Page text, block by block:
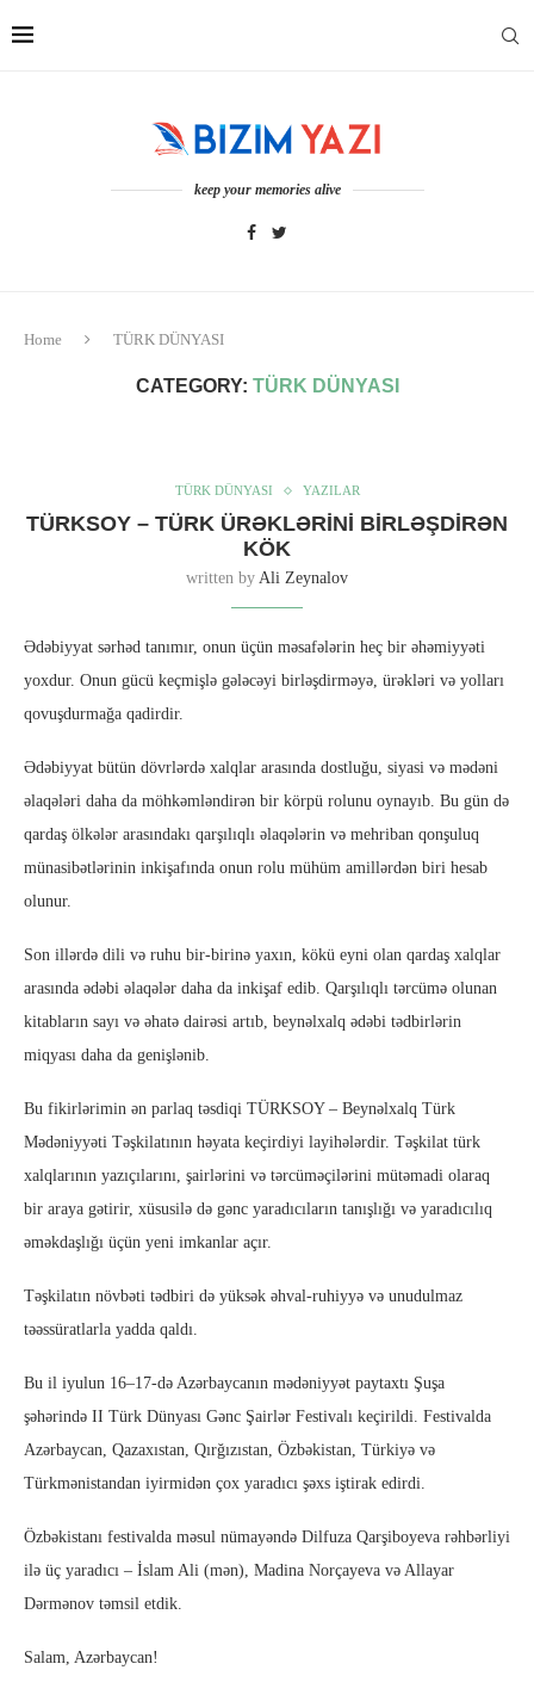
keep your memories alive
Home TÜRK DÜNYASI
CATEGORY: TÜRK DÜNYASI
TÜRK DÜNYASI YAZILAR
TÜRKSOY – TÜRK ÜRƏKLƏRINI BIRLƏŞDIRƏN
KÖK
written by Ali Zeynalov
Ədəbiyyat sərhəd tanımır, onun üçün məsafələrin heç bir əhəmiyyəti
yoxdur. Onun gücü keçmişlə gələcəyi birləşdirməyə, ürəkləri və yolları
qovuşdurmağa qadirdir.
Ədəbiyyat bütün dövrlərdə xalqlar arasında dostluğu, siyasi və mədəni
əlaqələri daha da möhkəmləndirən bir körpü rolunu oynayıb. Bu gün də
qardaş ölkələr arasındakı qarşılıqlı əlaqələrin və mehriban qonşuluq
münasibətlərinin inkişafında onun rolu mühüm amillərdən biri hesab
olunur.
Son illərdə dili və ruhu bir-birinə yaxın, kökü eyni olan qardaş xalqlar
arasında ədəbi əlaqələr daha da inkişaf edib. Qarşılıqlı tərcümə olunan
kitabların sayı və əhatə dairəsi artıb, beynəlxalq ədəbi tədbirlərin
miqyası daha da genişlənib.
Bu fikirlərimin ən parlaq təsdiqi TÜRKSOY – Beynəlxalq Türk
Mədəniyyəti Təşkilatının həyata keçirdiyi layihələrdir. Təşkilat türk
xalqlarının yazıçılarını, şairlərini və tərcüməçilərini mütəmadi olaraq
bir araya gətirir, xüsusilə də gənc yaradıcıların tanışlığı və yaradıcılıq
əməkdaşlığı üçün yeni imkanlar açır.
Təşkilatın növbəti tədbiri də yüksək əhval-ruhiyyə və unudulmaz
təəssüratlarla yadda qaldı.
Bu il iyulun 16–17-də Azərbaycanın mədəniyyət paytaxtı Şuşa
şəhərində II Türk Dünyası Gənc Şairlər Festivalı keçirildi. Festivalda
Azərbaycan, Qazaxıstan, Qırğızıstan, Özbəkistan, Türkiyə və
Türkmənistandan iyirmidən çox yaradıcı şəxs iştirak edirdi.
Özbəkistanı festivalda məsul nümayəndə Dilfuza Qarşiboyeva rəhbərliyi
ilə üç yaradıcı – İslam Ali (mən), Madina Norçayeva və Allayar
Dərmənov təmsil etdik.
Salam, Azərbaycan!